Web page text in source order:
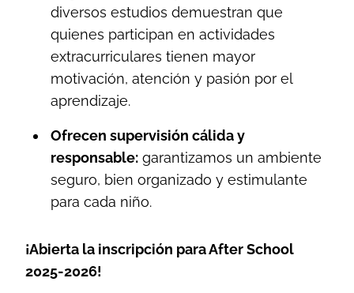
diversos estudios demuestran que
quienes participan en actividades
extracurriculares tienen mayor
motivación, atención y pasión por el
aprendizaje.
Ofrecen supervisión cálida y
responsable: garantizamos un ambiente
seguro, bien organizado y estimulante
para cada niño.
¡Abierta la inscripción para After School
2025-2026!